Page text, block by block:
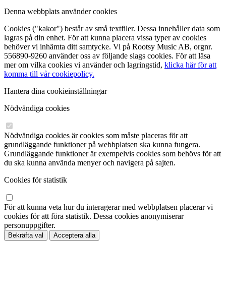
Denna webbplats använder cookies
Cookies ("kakor") består av små textfiler. Dessa innehåller data som
lagras på din enhet. För att kunna placera vissa typer av cookies
behöver vi inhämta ditt samtycke. Vi på Rootsy Music AB, orgnr.
556890-9260 använder oss av följande slags cookies. För att läsa
mer om vilka cookies vi använder och lagringstid, klicka här för att
komma till vår cookiepolicy.
Hantera dina cookieinställningar
Nödvändiga cookies
Nödvändiga cookies är cookies som måste placeras för att
grundläggande funktioner på webbplatsen ska kunna fungera.
Grundläggande funktioner är exempelvis cookies som behövs för att
du ska kunna använda menyer och navigera på sajten.
Cookies för statistik
För att kunna veta hur du interagerar med webbplatsen placerar vi
cookies för att föra statistik. Dessa cookies anonymiserar
personuppgifter.
Bekräfta val Acceptera alla